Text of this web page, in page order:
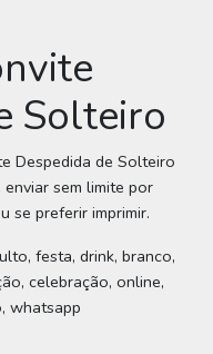
Solteiro
Despedida de Solteiro
sem limite por
se preferir imprimir.
festa, drink, branco,
celebração, online,
whatsapp